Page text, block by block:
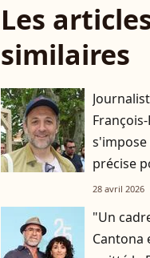
Les
similaires
s'impose
précise
28 avril 2026
"Un
Cantona